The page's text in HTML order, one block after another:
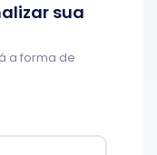
sua
a forma de